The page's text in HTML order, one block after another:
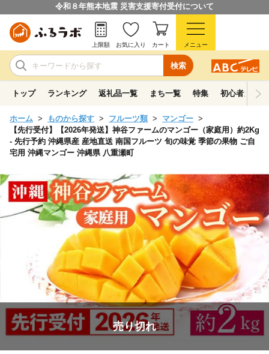
令和８年熊本地震 災害支援寄付受付について
検索
上限額 お気に入り カート メニュー
トップ ランキング 返礼品一覧 まち一覧 特集 初心者ガイド
ホーム ものから探す フルーツ類
マンゴー
【先行受付】【2026年発送】神谷ファームのマンゴー（家庭用）約2Kg
- 先行予約 沖縄県産 産地直送 南国フルーツ 旬の味覚 季節の果物 ご自
宅用 沖縄マンゴー 沖縄県 八重瀬町
売り切れ